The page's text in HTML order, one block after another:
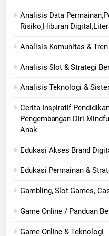
Analisis Data
Risiko,Hiburan
Analisis Komunitas & Tren
Analisis Slot & Strategi
Analisis Teknologi &
Cerita Inspiratif
Pengembangan Diri
Anak
Edukasi Akses Brand
Edukasi Permainan &
Gambling, Slot Games,
Game Online / Panduan
Game Online & Teknologi